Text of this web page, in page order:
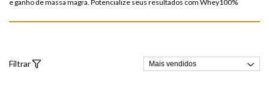
e ganho de massa magra. Potencialize seus resultados com Whey100%
Filtrar